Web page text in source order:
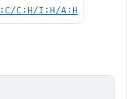
C:H/I:H/A:H